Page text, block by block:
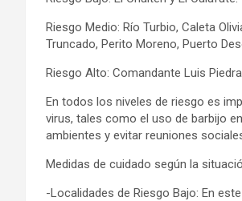
Riesgo Medio: Río Turbio, Caleta
Truncado, Perito Moreno, Puerto
Riesgo Alto: Comandante Luis
En todos los niveles de riesgo es
virus, tales como el uso de barbijo
ambientes y evitar reuniones
Medidas de cuidado según la
-Localidades de Riesgo Bajo: En